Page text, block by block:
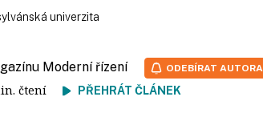
univerzita
Moderní řízení
čtení PŘEHRÁT ČLÁNEK
ODEBÍRAT AUTORA